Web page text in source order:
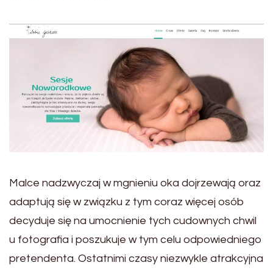
Malce nadzwyczaj w mgnieniu oka dojrzewają oraz
adaptują się w związku z tym coraz więcej osób
decyduje się na umocnienie tych cudownych chwil
u fotografia i poszukuje w tym celu odpowiedniego
pretendenta. Ostatnimi czasy niezwykle atrakcyjna